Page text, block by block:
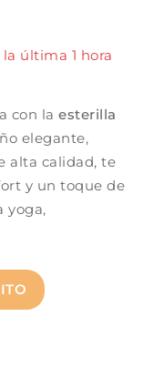
última 1 hora
con la esterilla
elegante,
alta calidad, te
y un toque de
yoga,